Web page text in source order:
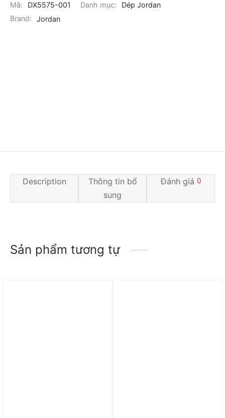
Mã: DX5575-001 Danh mục:
Dép Jordan
Brand:
Jordan
Description
Thông tin bổ
sung
Đánh giá 0
Sản phẩm tương tự